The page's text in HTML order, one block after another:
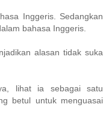
Inggeris. Sedangkan
bahasa Inggeris.
alasan tidak suka
lihat ia sebagai satu
betul untuk menguasai